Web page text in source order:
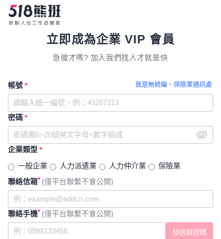
立即成為企業 VIP 會員
急徵才嗎? 加入我們找人才就是快
我是無統編、保險業通訊處
帳號 *
密碼 *
企業類型 *
一般企業 人力派遣業 人力仲介業
保險業
聯絡信箱* (僅平台聯繫不會公開)
聯絡手機* (僅平台聯繫不會公開)